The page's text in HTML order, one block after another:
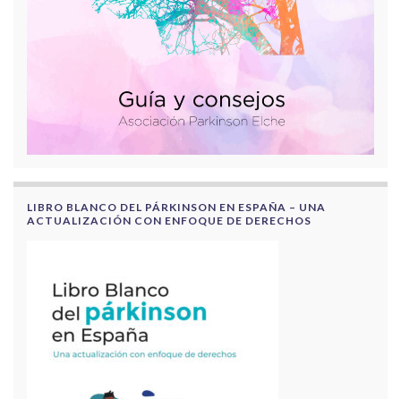
LIBRO BLANCO DEL PÁRKINSON EN ESPAÑA – UNA
ACTUALIZACIÓN CON ENFOQUE DE DERECHOS